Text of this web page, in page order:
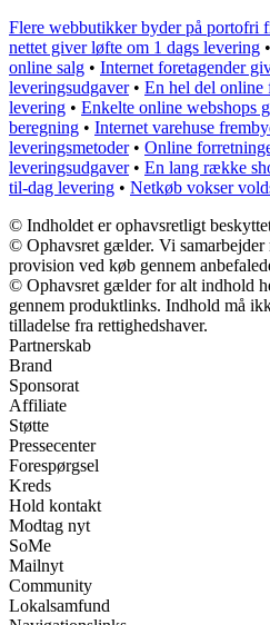
Flere webbutikker byder på portofri
nettet giver løfte om 1 dags levering •
online salg • Internet foretagender
leveringsudgaver• En hel del online
levering • Enkelte online webshops
beregning • Internet varehuse
leveringsmetoder• Online
leveringsudgaver• En lang række
til-dag levering • Netkøb vokser
© Indholdet er ophavsretligt
© Ophavsret gælder. Vi samarbejder
provision ved køb gennem
© Ophavsret gælder for alt indhold
gennem produktlinks. Indhold må
tilladelse fra rettighedshaver.
Partnerskab
Brand
Sponsorat
Affiliate
Støtte
Pressecenter
Forespørgsel
Kreds
Hold kontakt
Modtag nyt
SoMe
Mailnyt
Community
Lokalsamfund